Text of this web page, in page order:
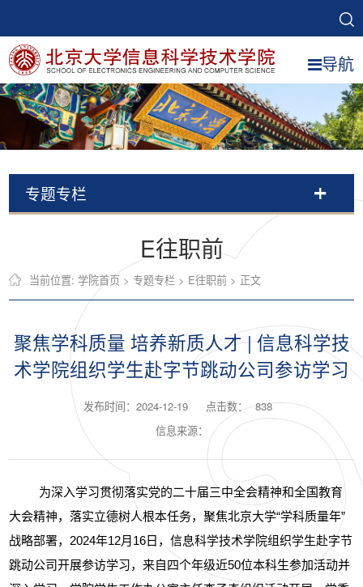
导航
专题专栏
E往职前
当前位置:学院首页 >专题专栏 > E往职前 > 正文
聚焦学科质量 培养新质人才 | 信息科学技
术学院组织学生赴字节跳动公司参访学习
发布时间：2024-12-19 点击数： 838
信息来源：
为深入学习贯彻落实党的二十届三中全会精神和全国教育
大会精神，落实立德树人根本任务，聚焦北京大学“学科质量年”
战略部署， 2024年12月 16日，信息科学技术学院组织学生赴字节
跳动公司开展参访学习，来自四个年级近50位本科生参加活动并